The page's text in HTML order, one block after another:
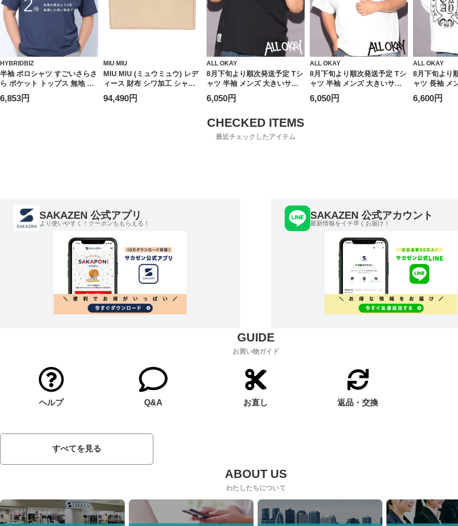
HYBRIDBIZ
半袖 ポロシャツ すごいさらさ
ら ポケット トップス 無地 涼
しい 春 夏 大きいサイズ メン
ズ ビジネス
6,853円
MIU MIU
MIU MIU (ミュウミュウ) レデ
ィース 財布 シワ加工 シャイ
ンレザー 二つ折り ウォレット
MIU5ML0502A44
94,490円
ALL OKAY
8月下旬より順次発送予定 Tシ
ャツ 半袖 メンズ 大きいサイ
ズ フロント刺繍×バックプリ
ント クルーネック カットソー
カジュアル プリントシャツ ク
ルー コットン
6,050円
ALL OKAY
8月下旬より順次発送予定 Tシ
ャツ 半袖 メンズ 大きいサイ
ズ ワンポイント刺繍×バック
サークルプリント クルーネッ
6,050円
ALL OKAY
8月下旬より
ャツ 長袖 メ
ズ オールド
ゴ ロングス
6,600円
最近チェックしたアイテム
SAKAZEN 公式アプリ
より使いやすく！クーポンももらえる！
SAKAZEN 公式アカウント
最新情報をイチ早くお届け！
お買い物ガイド
ヘルプ Q&A お直し 返品・交換
すべてを見る
わたしたちについて